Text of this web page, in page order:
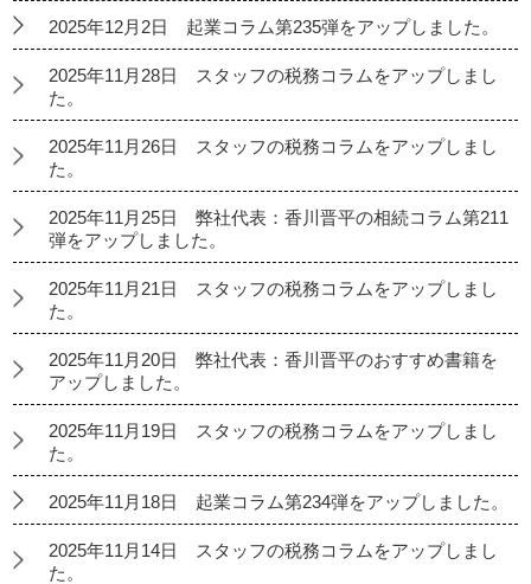
2025年12月2日 起業コラム第235弾をアップしました。
2025年11月28日 スタッフの税務コラムをアップしまし
た。
2025年11月26日 スタッフの税務コラムをアップしまし
た。
2025年11月25日 弊社代表：香川晋平の相続コラム第211
弾をアップしました。
2025年11月21日 スタッフの税務コラムをアップしまし
た。
2025年11月20日 弊社代表：香川晋平のおすすめ書籍を
アップしました。
2025年11月19日 スタッフの税務コラムをアップしまし
た。
2025年11月18日 起業コラム第234弾をアップしました。
2025年11月14日 スタッフの税務コラムをアップしまし
た。